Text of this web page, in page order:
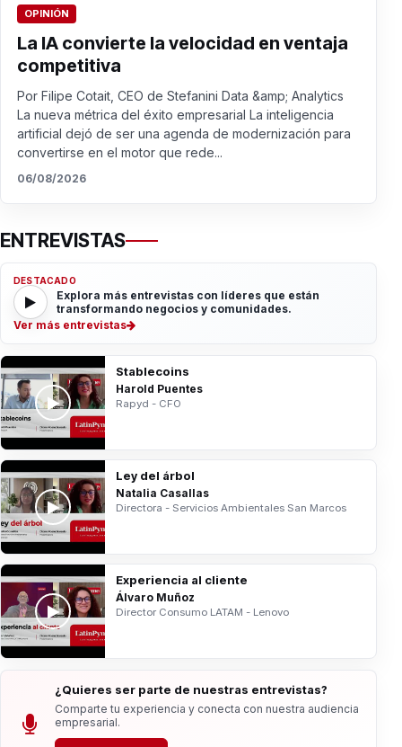
OPINIÓN
La IA convierte la velocidad en ventaja
competitiva
Por Filipe Cotait, CEO de Stefanini Data &amp; Analytics
La nueva métrica del éxito empresarial La inteligencia
artificial dejó de ser una agenda de modernización para
convertirse en el motor que rede...
06/08/2026
ENTREVISTAS
DESTACADO
Explora más entrevistas con líderes que están
transformando negocios y comunidades.
Ver más entrevistas
Stablecoins
Harold Puentes
Rapyd - CFO
Ley del árbol
Natalia Casallas
Directora - Servicios Ambientales San Marcos
Experiencia al cliente
Álvaro Muñoz
Director Consumo LATAM - Lenovo
¿Quieres ser parte de nuestras entrevistas?
Comparte tu experiencia y conecta con nuestra audiencia
empresarial.